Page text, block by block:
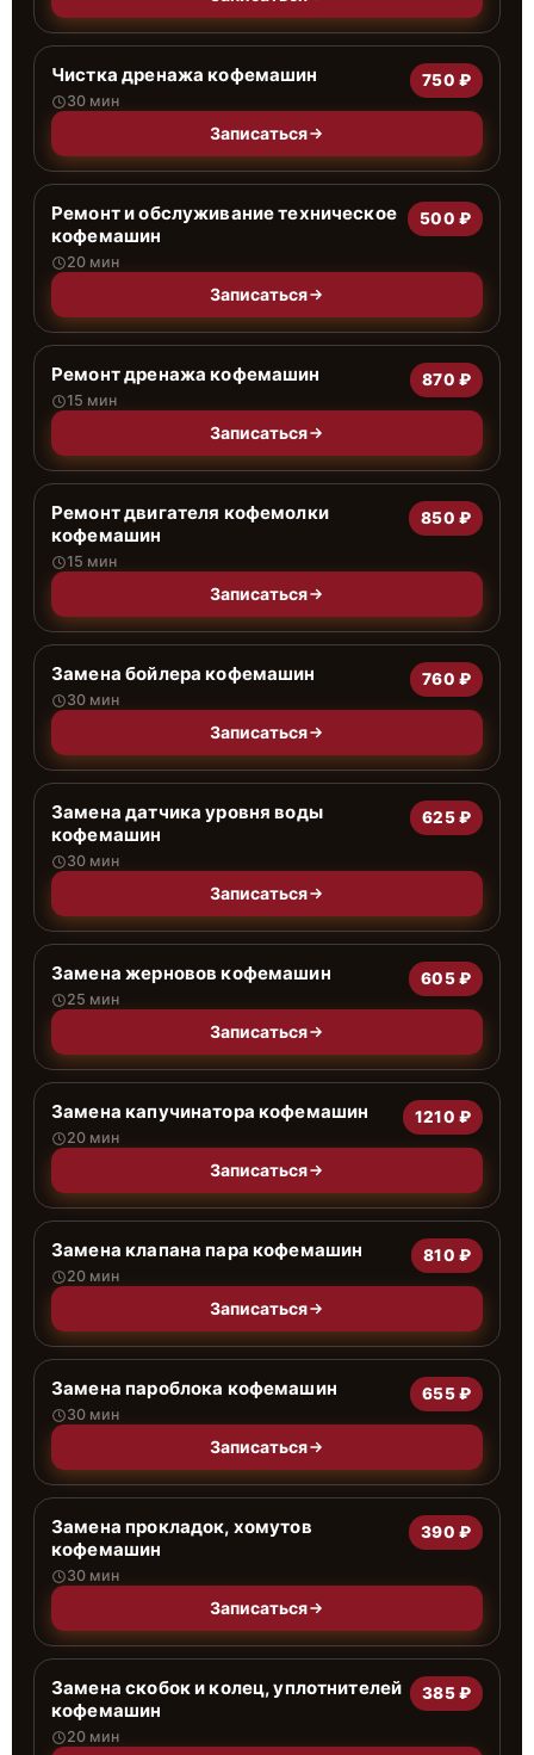
Чистка дренажа кофемашин
30 мин
750 ₽
Записаться
Ремонт и обслуживание техническое
кофемашин
20 мин
500 ₽
Записаться
Ремонт дренажа кофемашин
15 мин
870 ₽
Записаться
Ремонт двигателя кофемолки
кофемашин
15 мин
850 ₽
Записаться
Замена бойлера кофемашин
30 мин
760 ₽
Записаться
Замена датчика уровня воды
кофемашин
30 мин
625 ₽
Записаться
Замена жерновов кофемашин
25 мин
605 ₽
Записаться
Замена капучинатора кофемашин
20 мин
1210 ₽
Записаться
Замена клапана пара кофемашин
20 мин
810 ₽
Записаться
Замена пароблока кофемашин
30 мин
655 ₽
Записаться
Замена прокладок, хомутов
кофемашин
30 мин
390 ₽
Записаться
Замена скобок и колец, уплотнителей
кофемашин
20 мин
385 ₽